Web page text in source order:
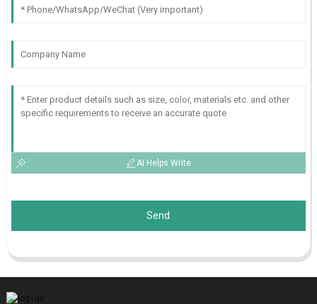
AI Helps Write
Send